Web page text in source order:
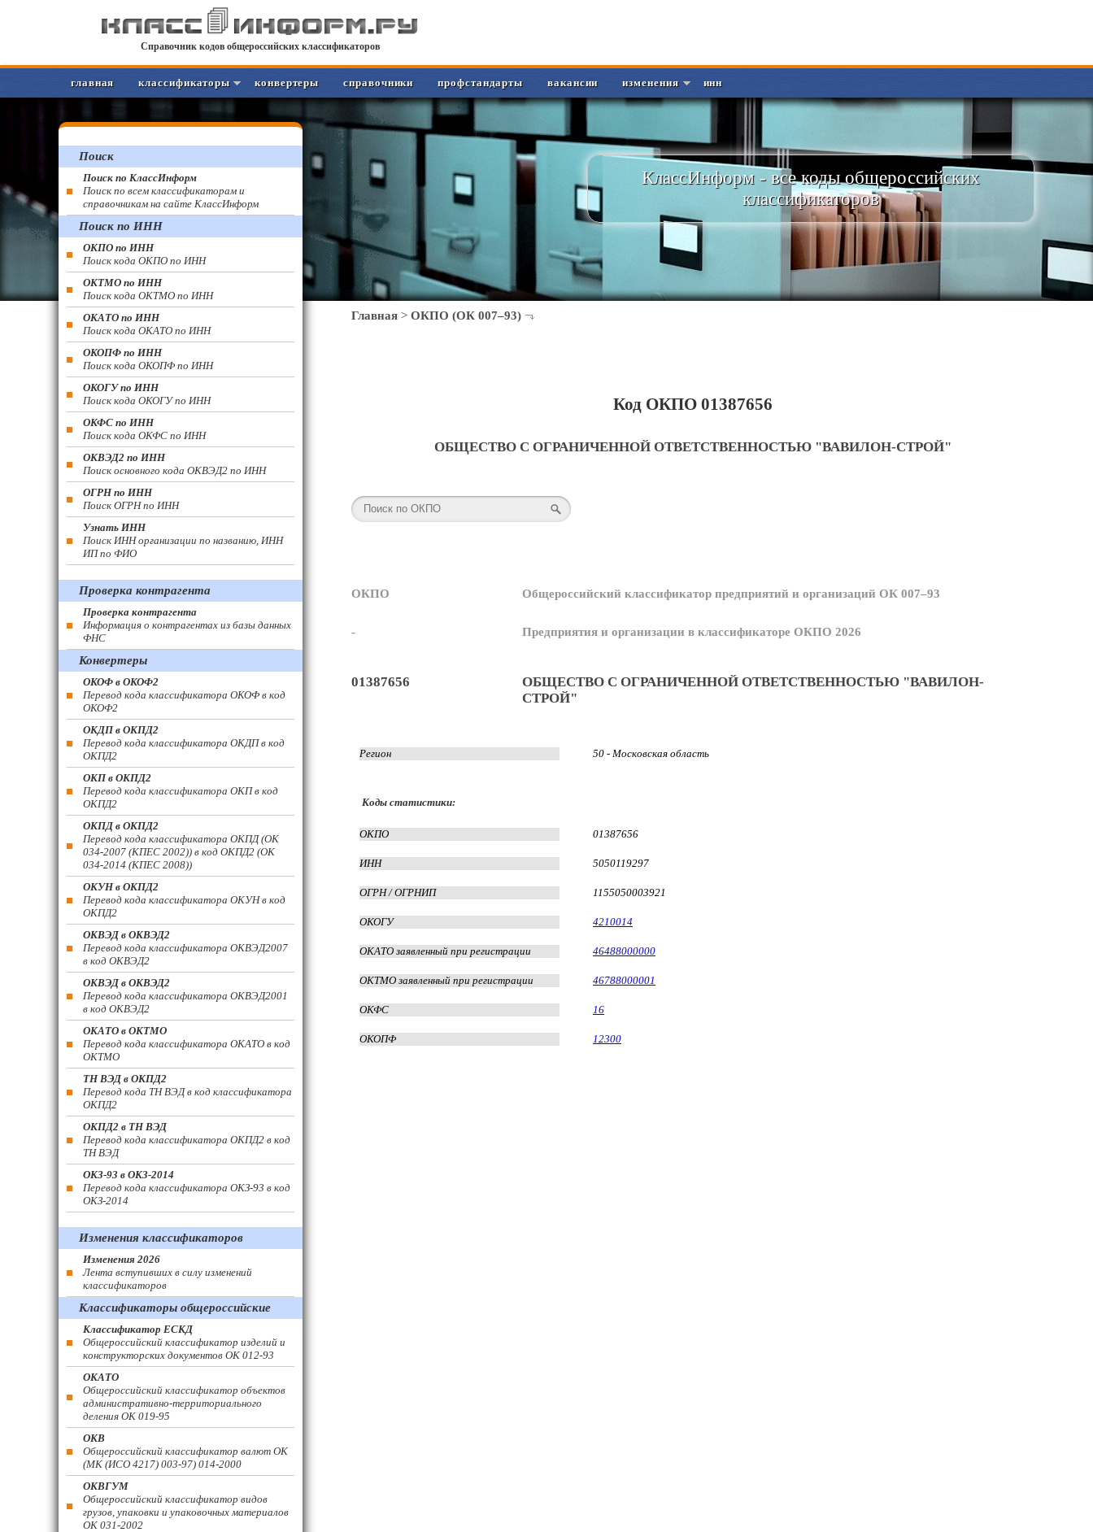
Справочник кодов общероссийских классификаторов
главная классификаторы конвертеры справочники профстандарты вакансии изменения инн
КлассИнформ - все коды общероссийских
классификаторов
Главная > ОКПО (ОК 007–93)
Код ОКПО 01387656
ОБЩЕСТВО С ОГРАНИЧЕННОЙ ОТВЕТСТВЕННОСТЬЮ "ВАВИЛОН-СТРОЙ"
ОКПО Общероссийский классификатор предприятий и организаций ОК 007–93
- Предприятия и организации в классификаторе ОКПО 2026
01387656
ОБЩЕСТВО С ОГРАНИЧЕННОЙ ОТВЕТСТВЕННОСТЬЮ "ВАВИЛОН-
СТРОЙ"
Регион 50 - Московская область
Коды статистики:
ОКПО 01387656
ИНН 5050119297
ОГРН / ОГРНИП 1155050003921
ОКОГУ 4210014
ОКАТО заявленный при регистрации 46488000000
ОКТМО заявленный при регистрации 46788000001
ОКФС 16
ОКОПФ 12300
Поиск
Поиск по КлассИнформ
Поиск по всем классификаторам и
справочникам на сайте КлассИнформ
Поиск по ИНН
ОКПО по ИНН
Поиск кода ОКПО по ИНН
ОКТМО по ИНН
Поиск кода ОКТМО по ИНН
ОКАТО по ИНН
Поиск кода ОКАТО по ИНН
ОКОПФ по ИНН
Поиск кода ОКОПФ по ИНН
ОКОГУ по ИНН
Поиск кода ОКОГУ по ИНН
ОКФС по ИНН
Поиск кода ОКФС по ИНН
ОКВЭД2 по ИНН
Поиск основного кода ОКВЭД2 по ИНН
ОГРН по ИНН
Поиск ОГРН по ИНН
Узнать ИНН
Поиск ИНН организации по названию, ИНН
ИП по ФИО
Проверка контрагента
Проверка контрагента
Информация о контрагентах из базы данных
ФНС
Конвертеры
ОКОФ в ОКОФ2
Перевод кода классификатора ОКОФ в код
ОКОФ2
ОКДП в ОКПД2
Перевод кода классификатора ОКДП в код
ОКПД2
ОКП в ОКПД2
Перевод кода классификатора ОКП в код
ОКПД2
ОКПД в ОКПД2
Перевод кода классификатора ОКПД (ОК
034-2007 (КПЕС 2002)) в код ОКПД2 (ОК
034-2014 (КПЕС 2008))
ОКУН в ОКПД2
Перевод кода классификатора ОКУН в код
ОКПД2
ОКВЭД в ОКВЭД2
Перевод кода классификатора ОКВЭД2007
в код ОКВЭД2
ОКВЭД в ОКВЭД2
Перевод кода классификатора ОКВЭД2001
в код ОКВЭД2
ОКАТО в ОКТМО
Перевод кода классификатора ОКАТО в код
ОКТМО
ТН ВЭД в ОКПД2
Перевод кода ТН ВЭД в код классификатора
ОКПД2
ОКПД2 в ТН ВЭД
Перевод кода классификатора ОКПД2 в код
ТН ВЭД
ОКЗ-93 в ОКЗ-2014
Перевод кода классификатора ОКЗ-93 в код
ОКЗ-2014
Изменения классификаторов
Изменения 2026
Лента вступивших в силу изменений
классификаторов
Классификаторы общероссийские
Классификатор ЕСКД
Общероссийский классификатор изделий и
конструкторских документов ОК 012-93
ОКАТО
Общероссийский классификатор объектов
административно-территориального
деления ОК 019-95
ОКВ
Общероссийский классификатор валют ОК
(МК (ИСО 4217) 003-97) 014-2000
ОКВГУМ
Общероссийский классификатор видов
грузов, упаковки и упаковочных материалов
ОК 031-2002